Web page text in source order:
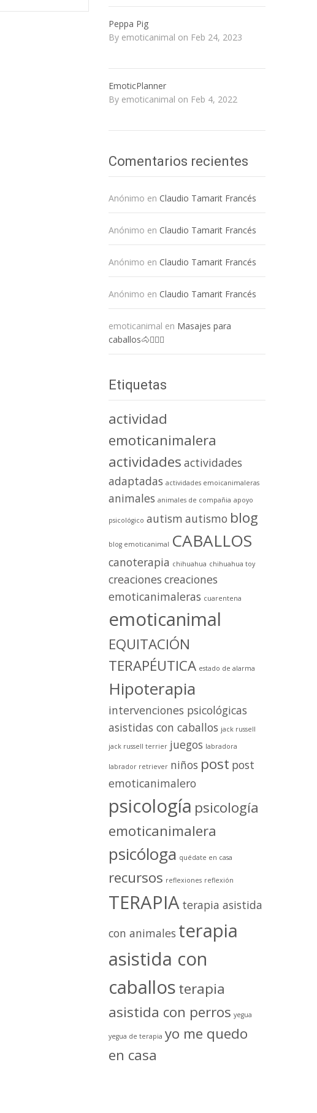
Peppa Pig
By emoticanimal on Feb 24, 2023
EmoticPlanner
By emoticanimal on Feb 4, 2022
Comentarios recientes
Anónimo en Claudio Tamarit Francés
Anónimo en Claudio Tamarit Francés
Anónimo en Claudio Tamarit Francés
Anónimo en Claudio Tamarit Francés
emoticanimal en Masajes para
caballos🐴💆🏻‍♀️
Etiquetas
actividad
emoticanimalera
actividades actividades
adaptadas actividades emoicanimaleras
animales animales de compañia apoyo
psicológico autism autismo blog
blog emoticanimal CABALLOS
canoterapia chihuahua chihuahua toy
creaciones creaciones
emoticanimaleras cuarentena
emoticanimal
EQUITACIÓN
TERAPÉUTICA estado de alarma
Hipoterapia
intervenciones psicológicas
asistidas con caballos jack russell
jack russell terrier juegos labradora
labrador retriever niños post post
emoticanimalero
psicología psicología
emoticanimalera
psicóloga quédate en casa
recursos reflexiones reflexión
TERAPIA terapia asistida
con animales terapia
asistida con
caballosterapia
asistida con perros yegua
yegua de terapia yo me quedo
en casa